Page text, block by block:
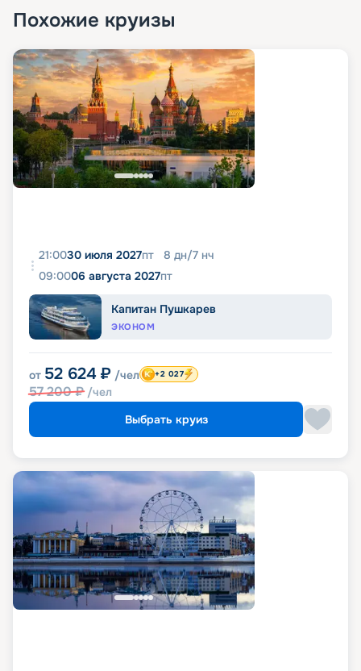
Похожие круизы
21:0030 июля 2027пт 8 дн/7 нч
09:0006 августа 2027пт
Капитан Пушкарев
ЭКОНОМ
от 52 624 ₽ /чел
57 200₽ /чел
+2 027
Выбрать круиз